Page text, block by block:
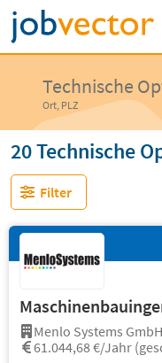
Technische
Ort, PLZ
20 Technische
Filter
Menlo Systems GmbH
61.044,68 €/Jahr